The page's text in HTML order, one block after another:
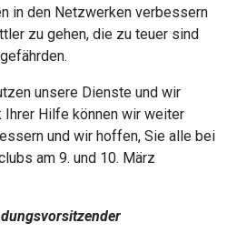
in den Netzwerken verbessern
zu gehen, die zu teuer sind
unsere Dienste und wir
Ihrer Hilfe können wir weiter
und wir hoffen, Sie alle bei
am 9. und 10. März